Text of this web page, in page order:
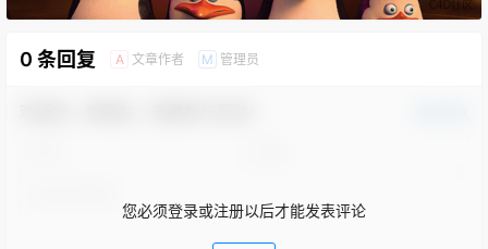
0 条回复 A 文章作者 M 管理员
您必须登录或注册以后才能发表评论